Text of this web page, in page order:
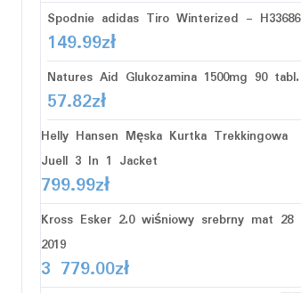
Spodnie adidas Tiro Winterized - H33686
149.99zł
Natures Aid Glukozamina 1500mg 90 tabl.
57.82zł
Helly Hansen Męska Kurtka Trekkingowa
Juell 3 In 1 Jacket
799.99zł
Kross Esker 2.0 wiśniowy srebrny mat 28
2019
3 779.00zł